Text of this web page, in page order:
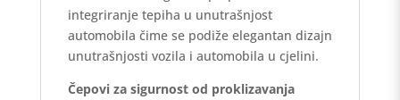
integriranje tepiha u unutrašnjost
automobila čime se podiže elegantan dizajn
unutrašnjosti vozila i automobila u cjelini.
Čepovi za sigurnost od proklizavanja